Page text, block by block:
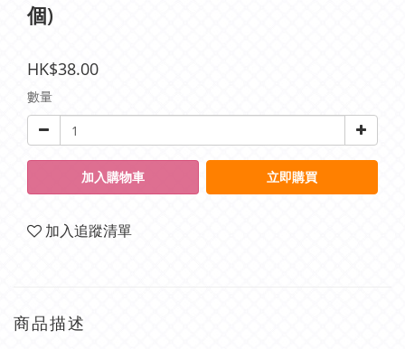
個)
HK$38.00
數量
加入購物車 立即購買
加入追蹤清單
商品描述